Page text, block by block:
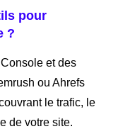
pour
?
et des
ou Ahrefs
le trafic, le
de votre site.